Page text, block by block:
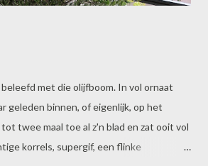
met die olijfboom. In vol ornaat
geleden binnen, of eigenlijk, op het
twee maal toe al z'n blad en zat ooit vol
korrels, supergif, een flinke